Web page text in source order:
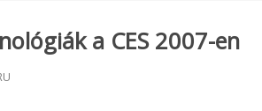
a CES 2007-en